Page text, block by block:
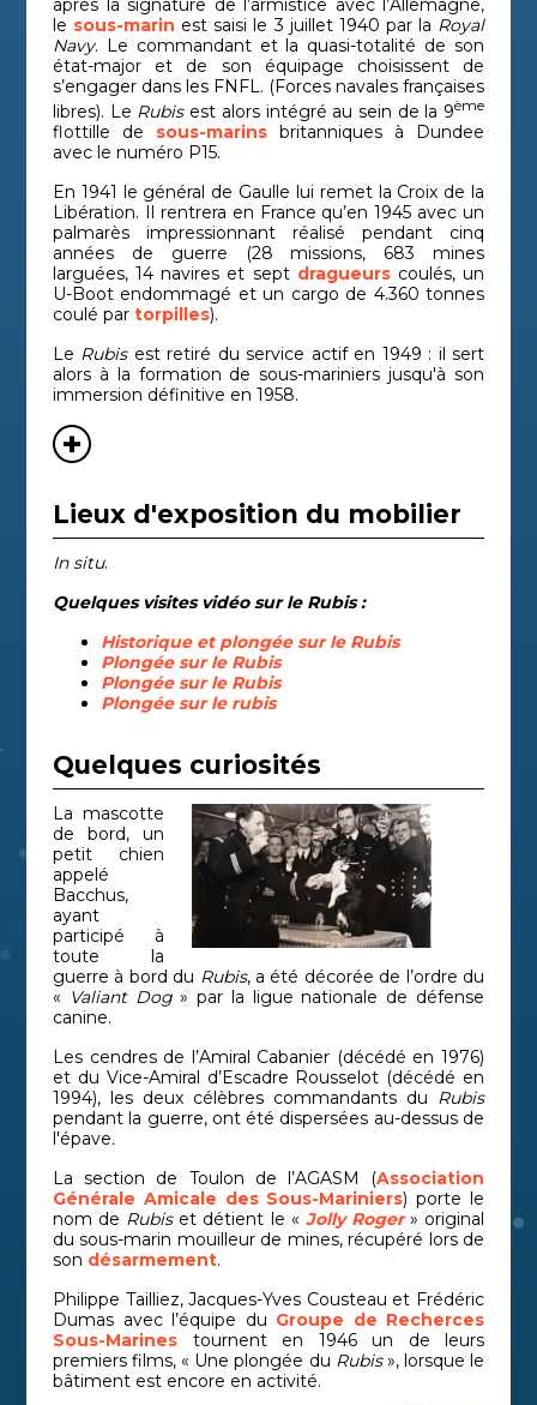
après la signature de l’armistice avec l’Allemagne,
le sous-marin est saisi le 3 juillet 1940 par la Royal
Navy. Le commandant et la quasi-totalité de son
état-major et de son équipage choisissent de
s’engager dans les FNFL. (Forces navales françaises
libres). Le Rubisest alors intégré au sein de la 9ème
flottille de sous-marins britanniques à Dundee
avec le numéro P15.
En 1941 le général de Gaulle lui remet la Croix de la
Libération. Il rentrera en France qu’en 1945 avec un
palmarès impressionnant réalisé pendant cinq
années de guerre (28 missions, 683 mines
larguées, 14 navires et sept dragueurscoulés, un
U-Boot endommagé et un cargo de 4.360 tonnes
coulé par torpilles).
Le Rubisest retiré du service actif en 1949 : il sert
alors à la formation de sous-mariniers jusqu'à son
immersion définitive en 1958.
Lieux d'exposition du mobilier
In situ.
Quelques visites vidéo sur le Rubis :
Historique et plongée sur le Rubis
Plongée sur le Rubis
Plongée sur le Rubis
Plongée sur le rubis
Quelques curiosités
La mascotte
de bord, un
petit chien
appelé
Bacchus,
ayant
participé à
toute la
guerre à bord du Rubis, a été décorée de l’ordre du
« Valiant Dog» par la ligue nationale de défense
canine.
Les cendres de l’Amiral Cabanier (décédé en 1976)
et du Vice-Amiral d’Escadre Rousselot (décédé en
1994), les deux célèbres commandants du Rubis
pendant la guerre, ont été dispersées au-dessus de
l'épave.
La section de Toulon de l’AGASM (Association
Générale Amicale des Sous-Mariniers) porte le
nom de Rubiset détient le « Jolly Roger» original
du sous-marin mouilleur de mines, récupéré lors de
son désarmement.
Philippe Tailliez, Jacques-Yves Cousteau et Frédéric
Dumas avec l’équipe du Groupe de Recherces
Sous-Marines tournent en 1946 un de leurs
premiers films, « Une plongée du Rubis», lorsque le
bâtiment est encore en activité.